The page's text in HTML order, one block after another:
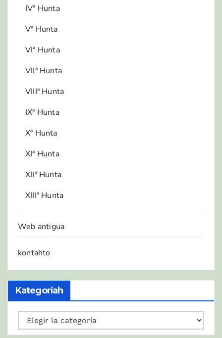
IVª Hunta
Vª Hunta
VIª Hunta
VIIª Hunta
VIIIª Hunta
IXª Hunta
Xª Hunta
XIª Hunta
XIIª Hunta
XIIIª Hunta
Web antigua
kontahto
Kategoríah
Kategoríah